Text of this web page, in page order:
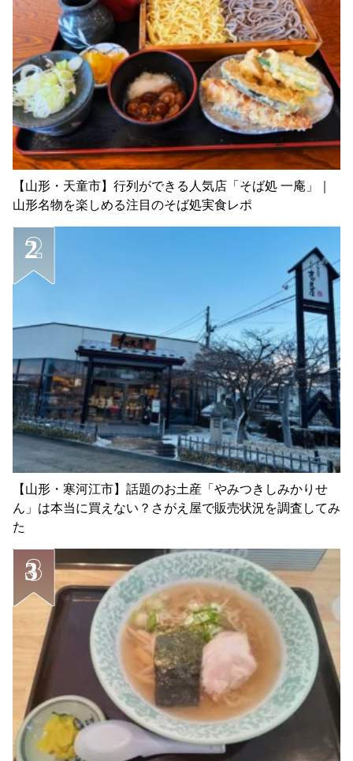
【山形・天童市】行列ができる人気店「そば処 一庵」｜
山形名物を楽しめる注目のそば処実食レポ
【山形・寒河江市】話題のお土産「やみつきしみかりせ
ん」は本当に買えない？さがえ屋で販売状況を調査してみ
た